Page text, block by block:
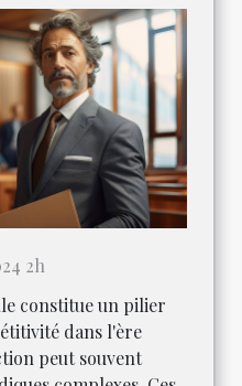
2h
constitue un pilier
dans l'ère
peut souvent